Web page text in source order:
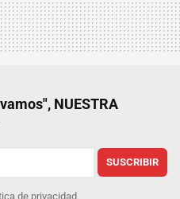
NUESTRA
SUSCRIBIR
de privacidad